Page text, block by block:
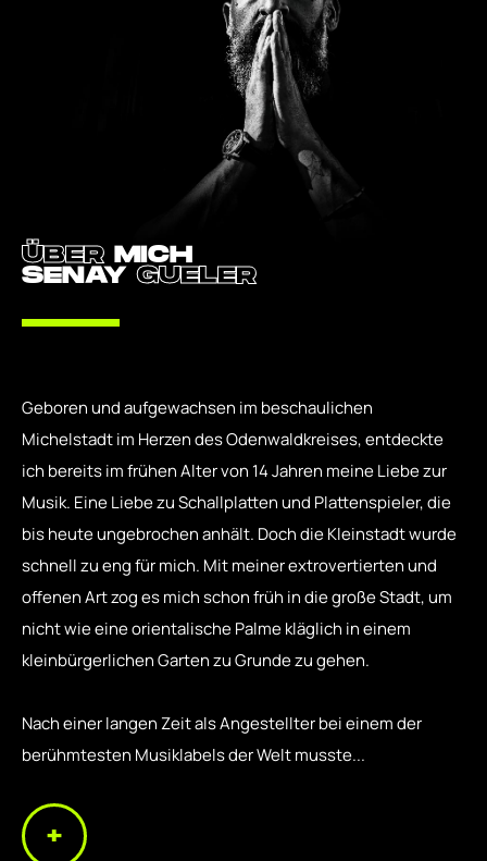
ÜBERMICH
SENAYGUELER
Geboren und aufgewachsen im beschaulichen
Michelstadt im Herzen des Odenwaldkreises, entdeckte
ich bereits im frühen Alter von 14 Jahren meine Liebe zur
Musik. Eine Liebe zu Schallplatten und Plattenspieler, die
bis heute ungebrochen anhält. Doch die Kleinstadt wurde
schnell zu eng für mich. Mit meiner extrovertierten und
offenen Art zog es mich schon früh in die große Stadt, um
nicht wie eine orientalische Palme kläglich in einem
kleinbürgerlichen Garten zu Grunde zu gehen.
Nach einer langen Zeit als Angestellter bei einem der
berühmtesten Musiklabels der Welt musste...